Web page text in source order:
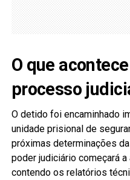
O que
processo
O detido foi encaminhado
unidade prisional de
próximas determinações
poder judiciário começará
contendo os relatórios